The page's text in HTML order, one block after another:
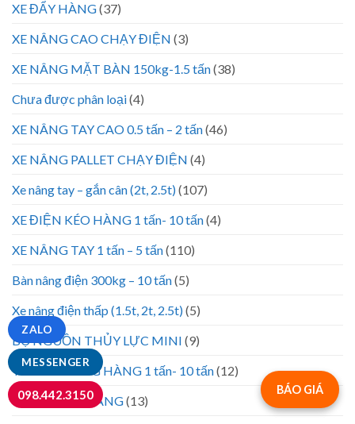
XE ĐẨY HÀNG(37)
XE NÂNG CAO CHẠY ĐIỆN (3)
XE NÂNG MẶT BÀN 150kg-1.5 tấn(38)
Chưa được phân loại(4)
XE NÂNG TAY CAO 0.5 tấn – 2 tấn(46)
XE NÂNG PALLET CHẠY ĐIỆN (4)
Xe nâng tay – gắn cân (2t, 2.5t)(107)
XE ĐIỆN KÉO HÀNG 1 tấn- 10 tấn(4)
XE NÂNG TAY 1 tấn – 5 tấn(110)
Bàn nâng điện 300kg – 10 tấn(5)
Xe nâng điện thấp (1.5t, 2t, 2.5t)(5)
BỘ NGUỒN THỦY LỰC MINI (9)
THANG NÂNG HÀNG 1 tấn- 10 tấn(12)
VỎ – LỐP XE NÂNG(13)
BÁO GIÁ
MESSENGER
ZALO
098.442.3150